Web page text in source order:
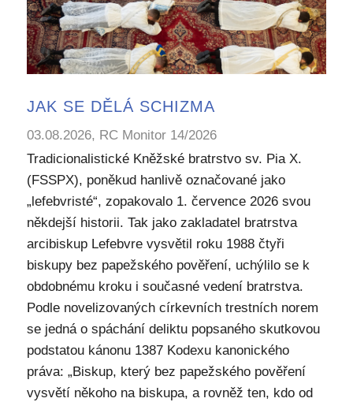
JAK SE DĚLÁ SCHIZMA
03.08.2026, RC Monitor 14/2026
Tradicionalistické Kněžské bratrstvo sv. Pia X.
(FSSPX), poněkud hanlivě označované jako
„lefebvristé“, zopakovalo 1. července 2026 svou
někdejší historii. Tak jako zakladatel bratrstva
arcibiskup Lefebvre vysvětil roku 1988 čtyři
biskupy bez papežského pověření, uchýlilo se k
obdobnému kroku i současné vedení bratrstva.
Podle novelizovaných církevních trestních norem
se jedná o spáchání deliktu popsaného skutkovou
podstatou kánonu 1387 Kodexu kanonického
práva: „Biskup, který bez papežského pověření
vysvětí někoho na biskupa, a rovněž ten, kdo od